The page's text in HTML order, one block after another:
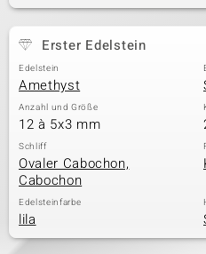
Erster Edelstein
Edelstein
Amethyst
Anzahl und Größe
12 à 5x3 mm
Schliff
Ovaler Cabochon,
Cabochon
Edelsteinfarbe
lila